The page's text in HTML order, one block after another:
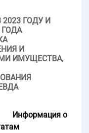
ГОДУ И
И
ИМУЩЕСТВА,
Информация о